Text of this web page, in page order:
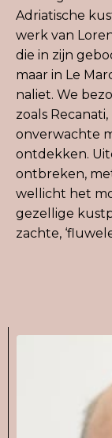
Adriatische
werk van
die in zijn
maar in Le
naliet. We
zoals Recanati
onverwachte
ontdekken.
ontbreken,
wellicht het
gezellige
zachte,